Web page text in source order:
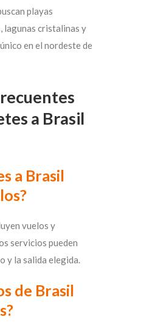
playas
lagunas cristalinas y
en el nordeste de
a Brasil
a Brasil
vuelos y
servicios pueden
y la salida elegida.
de Brasil